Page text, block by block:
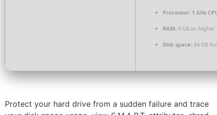
Processor: 1 GHz
RAM: 4 GB or higher
Disk space: 64 GB
Protect your hard drive from a sudden failure and trace